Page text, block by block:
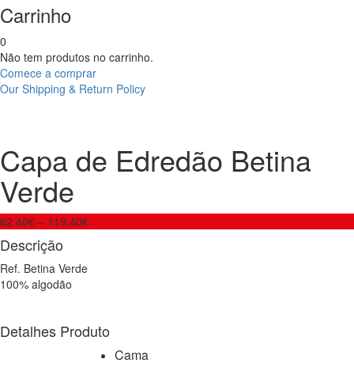
Carrinho
0
Não tem produtos no carrinho.
Comece a comprar
Our Shipping & Return Policy
Betina
Branca
c/
Aplicação
Capa de Edredão Betina
Verde
62.40€ – 119.40€
Descrição
Ref. Betina Verde
100% algodão
Detalhes Produto
Cama